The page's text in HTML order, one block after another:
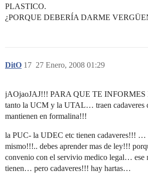
PLASTICO.
¿PORQUE DEBERÍA DARME
DitO 27 Enero, 2008 01:29
17
jAOjaoJAJ!!! PARA QUE TE INFORMES
tanto la UCM y la UTAL… traen cadaveres
mantienen en formalina!!!
la PUC- la UDEC etc tienen cadaveres!!!
mismo!!!.. debes aprender mas de ley!!!
convenio con el servivio medico legal… ese
tienen… pero cadaveres!!! hay hartas…